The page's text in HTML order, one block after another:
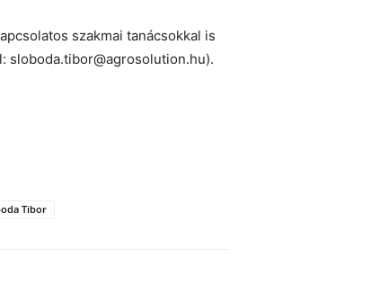
szakmai tanácsokkal is
sloboda.tibor@agrosolution.hu).
Tibor